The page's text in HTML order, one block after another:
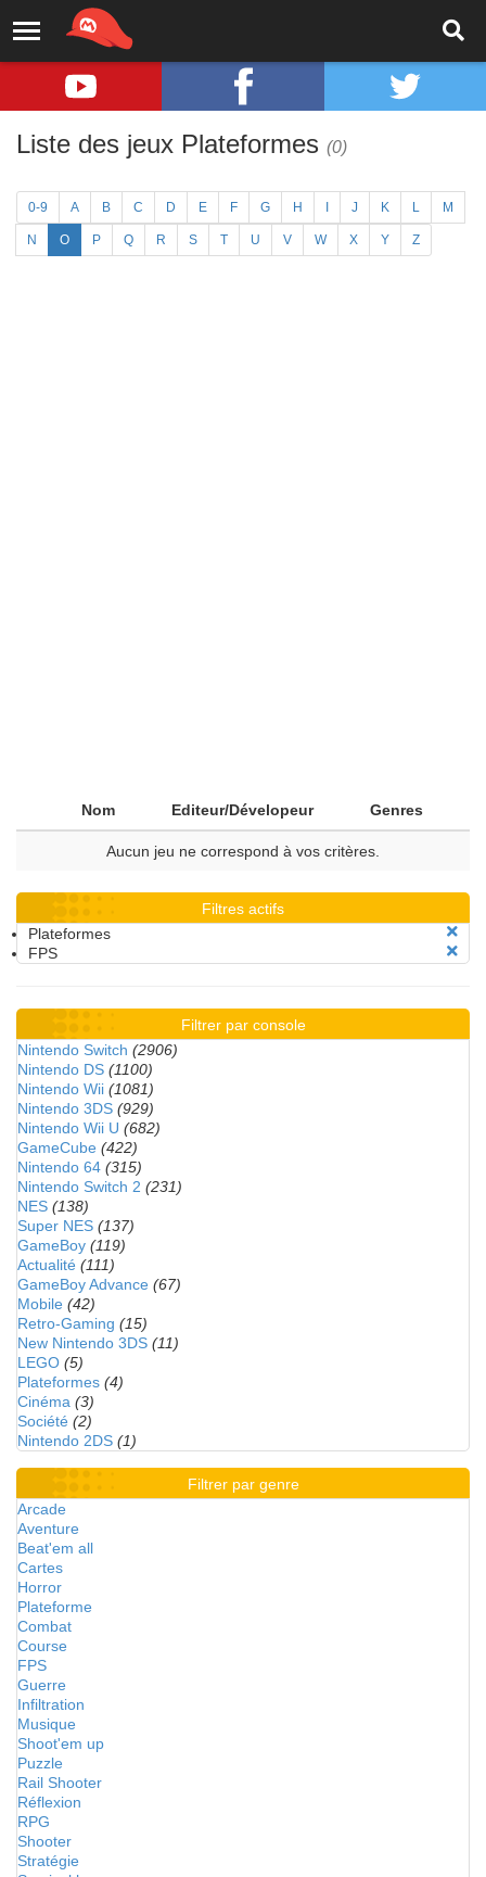
Liste des jeux Plateformes (0)
0-9 A B C D E F G H J K L M
N O P Q R S T U V W X Y Z
Nom Editeur/Dévelopeur Genres
Aucun jeu ne correspond à vos critères.
Filtres actifs
Plateformes
FPS
Filtrer par console
Nintendo Switch (2906)
Nintendo DS (1100)
Nintendo Wii (1081)
Nintendo 3DS (929)
Nintendo Wii U (682)
GameCube (422)
Nintendo 64 (315)
Nintendo Switch 2 (231)
NES (138)
Super NES (137)
GameBoy (119)
Actualité (111)
GameBoy Advance (67)
Mobile (42)
Retro-Gaming (15)
New Nintendo 3DS (11)
LEGO (5)
Plateformes (4)
Cinéma (3)
Société (2)
Nintendo 2DS (1)
Filtrer par genre
Arcade
Aventure
Beat'em all
Cartes
Horror
Plateforme
Combat
Course
FPS
Guerre
Infiltration
Musique
Shoot'em up
Puzzle
Rail Shooter
Réflexion
RPG
Shooter
Stratégie